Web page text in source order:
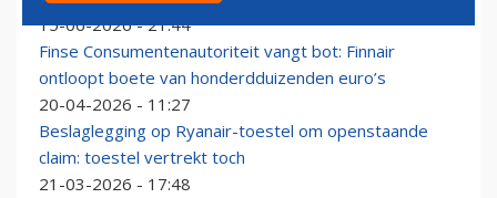
15-06-2026 - 21:44
Finse Consumentenautoriteit vangt bot: Finnair
ontloopt boete van honderdduizenden euro’s
20-04-2026 - 11:27
Beslaglegging op Ryanair-toestel om openstaande
claim: toestel vertrekt toch
21-03-2026 - 17:48